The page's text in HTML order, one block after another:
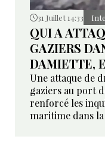
31 Juillet 14:33
QUI A
GAZIERS
DAMIETTE,
Une attaque de
gaziers au port
renforcé les
maritime dans